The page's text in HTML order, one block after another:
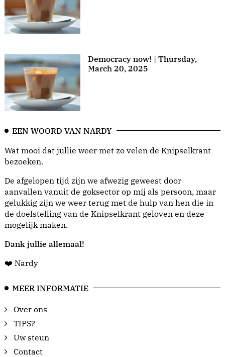
Democracy now! | Thursday,
March 20, 2025
EEN WOORD VAN NARDY
Wat mooi dat jullie weer met zo velen de Knipselkrant
bezoeken.
De afgelopen tijd zijn we afwezig geweest door
aanvallen vanuit de goksector op mij als persoon, maar
gelukkig zijn we weer terug met de hulp van hen die in
de doelstelling van de Knipselkrant geloven en deze
mogelijk maken.
Dank jullie allemaal!
❤️ Nardy
MEER INFORMATIE
Over ons
TIPS?
Uw steun
Contact